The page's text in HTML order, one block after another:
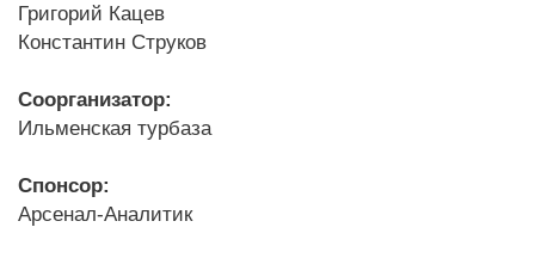
Григорий Кацев
Константин Струков
Соорганизатор:
Ильменская турбаза
Спонсор:
Арсенал-Аналитик